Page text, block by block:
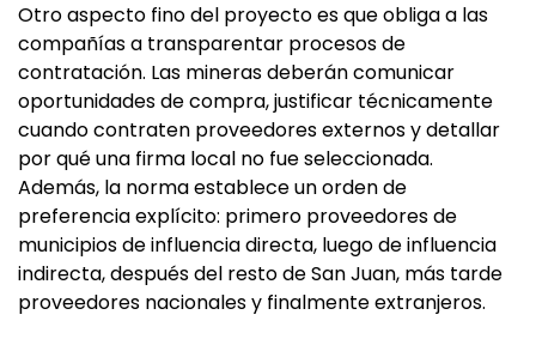
Otro aspecto fino del proyecto es que obliga a las
compañías a transparentar procesos de
contratación. Las mineras deberán comunicar
oportunidades de compra, justificar técnicamente
cuando contraten proveedores externos y detallar
por qué una firma local no fue seleccionada.
Además, la norma establece un orden de
preferencia explícito: primero proveedores de
municipios de influencia directa, luego de influencia
indirecta, después del resto de San Juan, más tarde
proveedores nacionales y finalmente extranjeros.